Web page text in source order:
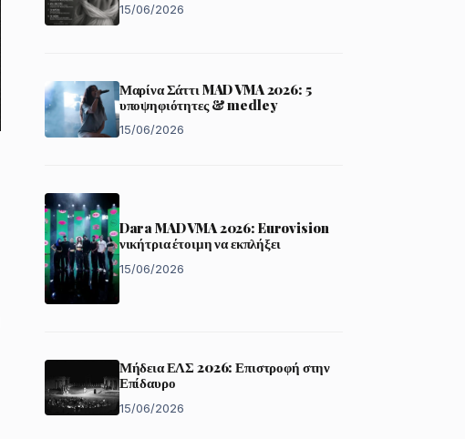
15/06/2026
Μαρίνα Σάττι MAD VMA 2026: 5
υποψηφιότητες & medley
15/06/2026
Dara MAD VMA 2026: Eurovision
νικήτρια έτοιμη να εκπλήξει
15/06/2026
Μήδεια ΕΛΣ 2026: Επιστροφή στην
Επίδαυρο
15/06/2026